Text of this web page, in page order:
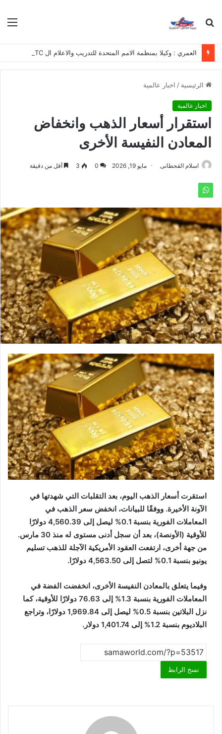
بحث
الرئيسية / اخبار عالمية
اخبار عالمية
استقرار أسعار الذهب وانخفاض
المعادن النفيسة الأخرى
اسلام القحطانى مايو 19, 2026 0
3 أقل من دقيقة
استقرت أسعار الذهب اليوم، بعد التقلبات التي شهدتها في
الآونة الأخيرة. ووفقًا للبيانات، انخفض سعر الذهب في
المعاملات الفورية بنسبة 0.1% ليصل إلى 4,560.39 دولارًا
للأوقية (الأونصة)، بعد أن سجل أدنى مستوى له منذ 30 مارس.
من جهة أخرى، ارتفعت العقود الأمريكية الآجلة للذهب تسليم
يونيو بنسبة 0.1% لتصل إلى 4,563.50 دولارًا.
وفيما يتعلق بالمعادن النفيسة الأخرى، انخفضت الفضة في
المعاملات الفورية بنسبة 1.3% إلى 76.63 دولارًا للأوقية، كما
نزل البلاتين بنسبة 0.5% ليصل إلى 1,969.84 دولارًا، وتراجع
البلاديوم بنسبة 1.2% إلى 1,401.74 دولار.
نسخ الرابط